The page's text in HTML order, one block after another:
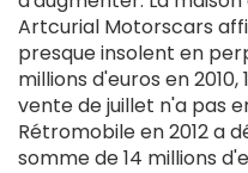
Artcurial Motorscars
presque insolent en
millions d'euros en 2010,
vente de juillet n'a pas
Rétromobile en 2012 a
somme de 14 millions